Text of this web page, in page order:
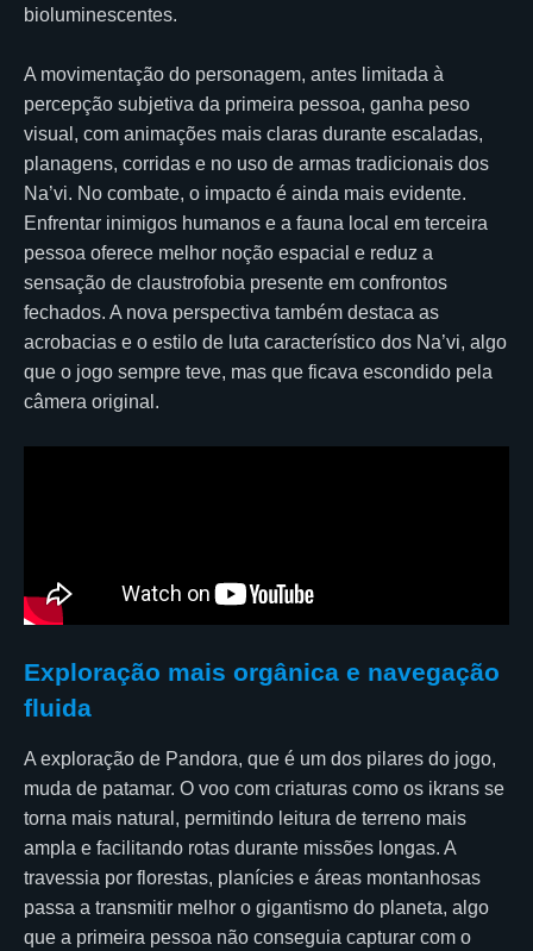
bioluminescentes.
A movimentação do personagem, antes limitada à
percepção subjetiva da primeira pessoa, ganha peso
visual, com animações mais claras durante escaladas,
planagens, corridas e no uso de armas tradicionais dos
Na’vi. No combate, o impacto é ainda mais evidente.
Enfrentar inimigos humanos e a fauna local em terceira
pessoa oferece melhor noção espacial e reduz a
sensação de claustrofobia presente em confrontos
fechados. A nova perspectiva também destaca as
acrobacias e o estilo de luta característico dos Na’vi, algo
que o jogo sempre teve, mas que ficava escondido pela
câmera original.
Exploração mais orgânica e navegação
fluida
A exploração de Pandora, que é um dos pilares do jogo,
muda de patamar. O voo com criaturas como os ikrans se
torna mais natural, permitindo leitura de terreno mais
ampla e facilitando rotas durante missões longas. A
travessia por florestas, planícies e áreas montanhosas
passa a transmitir melhor o gigantismo do planeta, algo
que a primeira pessoa não conseguia capturar com o